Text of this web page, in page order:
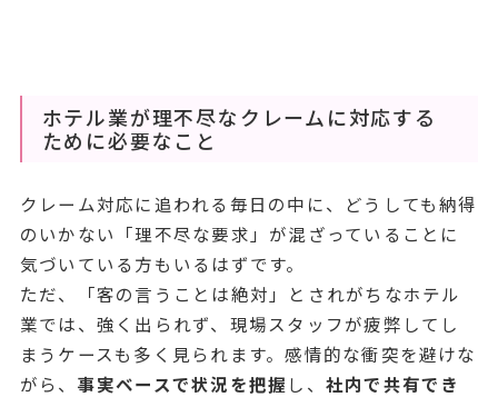
ホテル業が理不尽なクレームに対応する
ために必要なこと
クレーム対応に追われる毎日の中に、どうしても納得
のいかない「理不尽な要求」が混ざっていることに
気づいている方もいるはずです。
ただ、「客の言うことは絶対」とされがちなホテル
業では、強く出られず、現場スタッフが疲弊してし
まうケースも多く見られます。感情的な衝突を避けな
がら、 事実ベースで状況を把握 し、 社内で共有でき